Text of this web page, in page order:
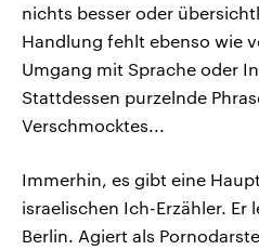
nichts besser oder
Handlung fehlt ebenso wie
Umgang mit Sprache oder
Stattdessen purzelnde
Verschmocktes...
Immerhin, es gibt eine
israelischen Ich-Erzähler. Er
Berlin. Agiert als